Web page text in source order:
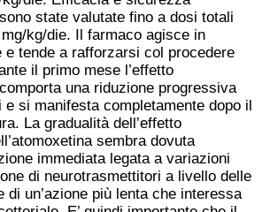
state valutate fino a dosi totali
kg/die. Il farmaco agisce in
e tende a rafforzarsi col procedere
il primo mese l’effetto
una riduzione progressiva
si manifesta completamente dopo il
La gradualità dell’effetto
sembra dovuta
immediata legata a variazioni
di neurotrasmettitori a livello delle
di un’azione più lenta che interessa